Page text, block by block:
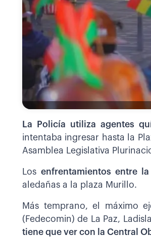
La Policía utiliza agentes
intentaba ingresar hasta la
Asamblea Legislativa
Losenfrentamientos entre
aledañas a la plaza Murillo.
Más temprano, el máximo
(Fedecomin) de La Paz,
tiene que ver con la Central